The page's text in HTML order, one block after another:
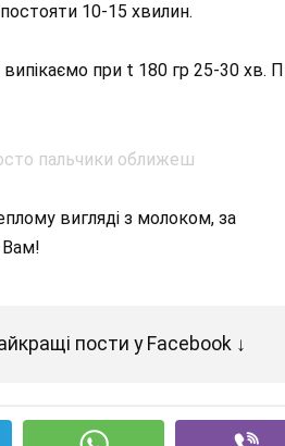
10-15 хвилин.
при t 180 гр 25-30 хв.
вигляді з молоком, за
пости у Facebook ↓